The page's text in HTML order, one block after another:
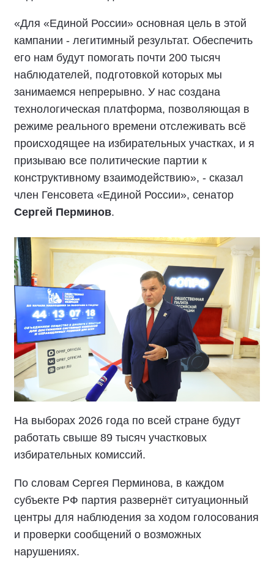
«Для «Единой России» основная цель в этой
кампании - легитимный результат. Обеспечить
его нам будут помогать почти 200 тысяч
наблюдателей, подготовкой которых мы
занимаемся непрерывно. У нас создана
технологическая платформа, позволяющая в
режиме реального времени отслеживать всё
происходящее на избирательных участках, и я
призываю все политические партии к
конструктивному взаимодействию», - сказал
член Генсовета «Единой России», сенатор
Сергей Перминов.
На выборах 2026 года по всей стране будут
работать свыше 89 тысяч участковых
избирательных комиссий.
По словам Сергея Перминова, в каждом
субъекте РФ партия развернёт ситуационный
центры для наблюдения за ходом голосования
и проверки сообщений о возможных
нарушениях.